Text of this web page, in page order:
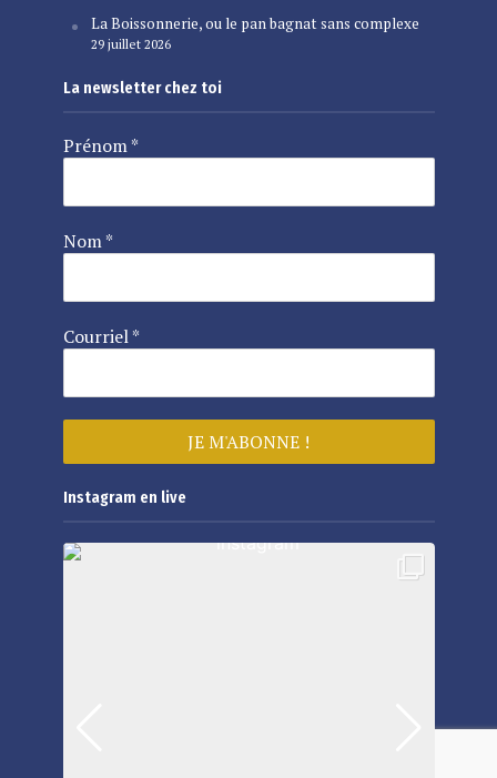
La Boissonnerie, ou le pan bagnat sans complexe
29 juillet 2026
La newsletter chez toi
Prénom*
Nom*
Courriel*
Instagram en live